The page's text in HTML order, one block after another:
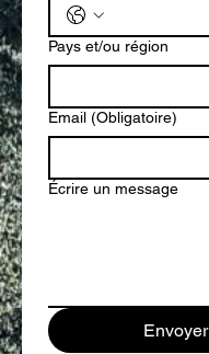
Pays et/ou région
Email (Obligatoire)
Écrire un message
Envoyer